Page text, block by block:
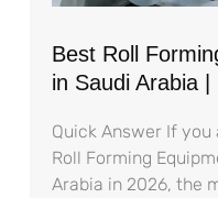
Best Roll
in Saudi Arabia
Quick Answer If
Roll Forming
Arabia in 2026, the